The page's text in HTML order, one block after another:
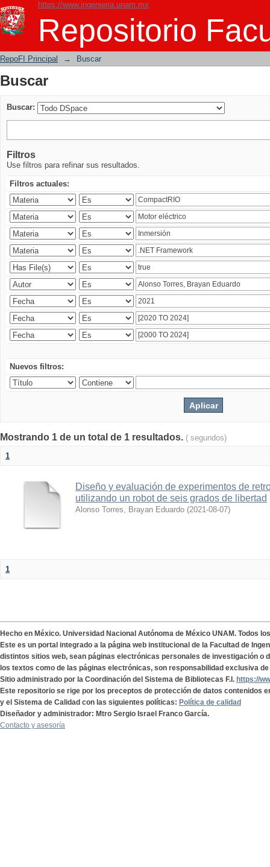
https://www.ingenieria.unam.mx
Repositorio
Buscar
RepoFI Principal → Buscar
Buscar
Buscar:
Filtros
Use filtros para refinar sus resultados.
Filtros actuales:
Nuevos filtros:
Mostrando 1 de un total de 1 resultados. ( segundos)
1
Diseño y evaluación de experimentos de
utilizando un robot de seis grados de libertad
Alonso Torres, Brayan Eduardo (2021-08-07)
1
Hecho en México. Universidad Nacional Autónoma de México UNAM. Todos
Este es un portal integrado a la página web institucional de la Facultad de
distintos sitios web, sean páginas electrónicas personales de investigación o
los textos como de las páginas electrónicas, son responsabilidad exclusiva
Sitio administrado por la Coordinación del Sistema de Bibliotecas F.I. https://
Este repositorio se rige por los preceptos de protección de datos contenidos
y el Sistema de Calidad con las siguientes políticas: Política de calidad
Diseñador y administrador: Mtro Sergio Israel Franco García.
Contacto y asesoría